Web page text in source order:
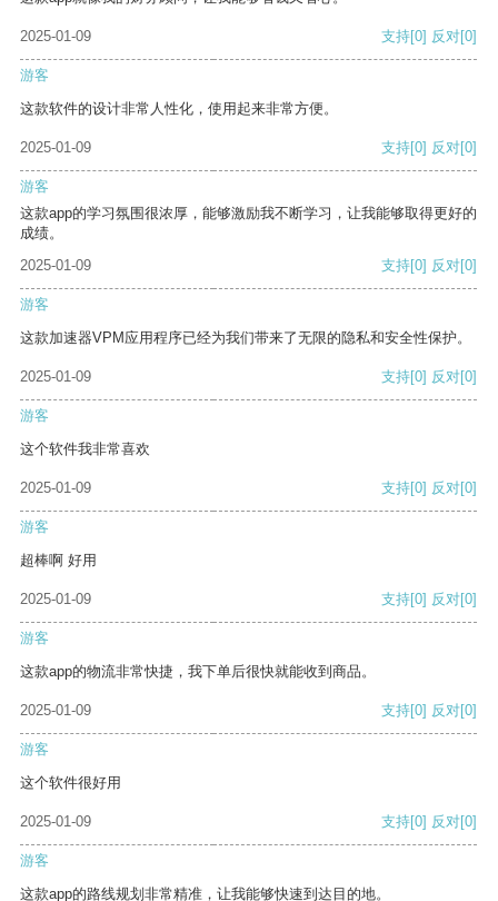
2025-01-09 支持[0] 反对[0]
游客
这款软件的设计非常人性化，使用起来非常方便。
2025-01-09 支持[0] 反对[0]
游客
这款app的学习氛围很浓厚，能够激励我不断学习，让我能够取得更好的
成绩。
2025-01-09
支持[0] 反对[0]
游客
这款加速器VPM应用程序已经为我们带来了无限的隐私和安全性保护。
2025-01-09 支持[0] 反对[0]
游客
这个软件我非常喜欢
2025-01-09 支持[0] 反对[0]
游客
超棒啊 好用
2025-01-09 支持[0] 反对[0]
游客
这款app的物流非常快捷，我下单后很快就能收到商品。
2025-01-09 支持[0] 反对[0]
游客
这个软件很好用
2025-01-09 支持[0] 反对[0]
游客
这款app的路线规划非常精准，让我能够快速到达目的地。